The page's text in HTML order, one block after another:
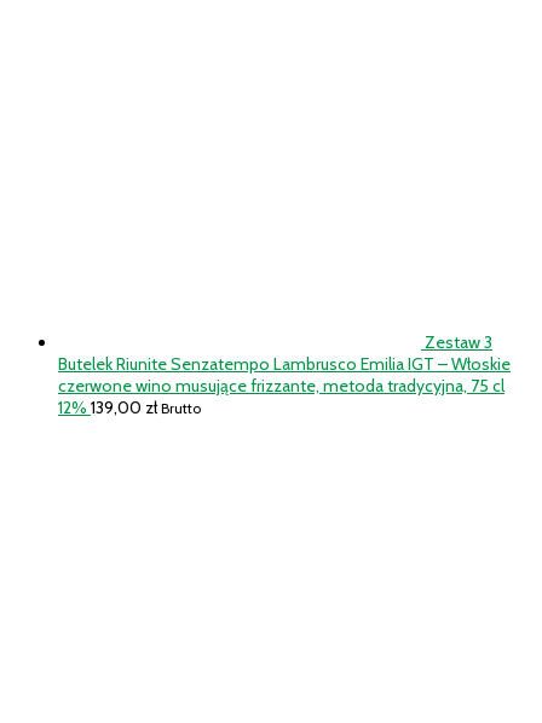
Zestaw 3
Butelek Riunite Senzatempo Lambrusco Emilia IGT – Włoskie
czerwone wino musujące frizzante, metoda tradycyjna, 75 cl
12% 139,00 zł Brutto